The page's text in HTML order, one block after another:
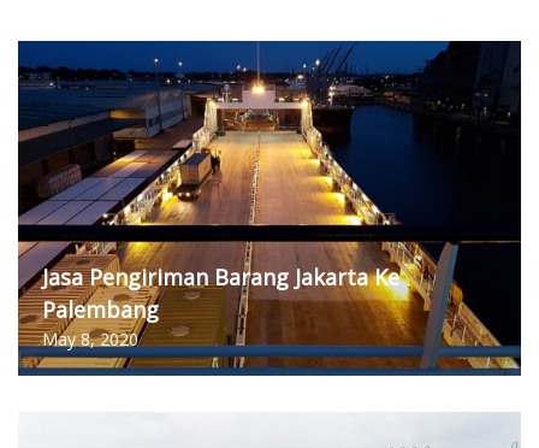
Jasa Pengiriman Barang Jakarta Ke
Palembang
May 8, 2020